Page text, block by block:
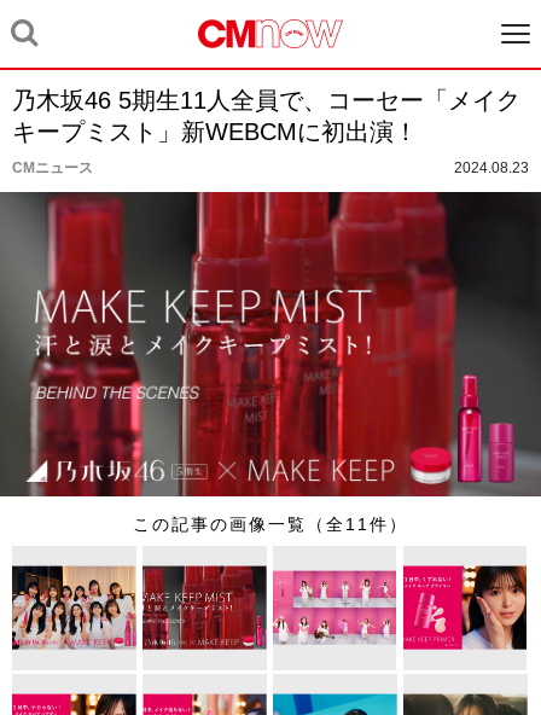
乃木坂46 5期生11人全員で、コーセー「メイク
キープミスト」新WEBCMに初出演！
CMニュース 2024.08.23
この記事の画像一覧（全11件）